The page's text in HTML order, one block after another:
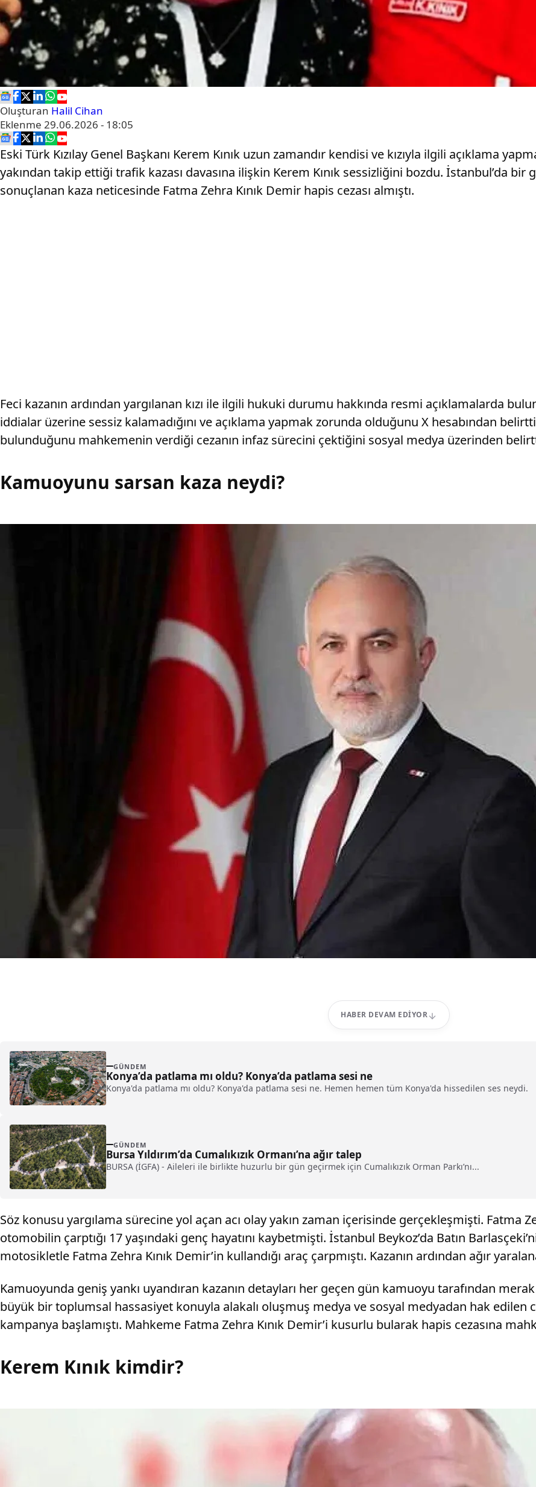
Oluşturan Halil Cihan
Eklenme 29.06.2026 - 18:05
Eski Türk Kızılay Genel Başkanı Kerem Kınık uzun zamandır kendisi ve kızıyla ilgili açıklama
yakından takip ettiği trafik kazası davasına ilişkin Kerem Kınık sessizliğini bozdu. İstanbul’da bir
sonuçlanan kaza neticesinde Fatma Zehra Kınık Demir hapis cezası almıştı.
Feci kazanın ardından yargılanan kızı ile ilgili hukuki durumu hakkında resmi açıklamalarda
iddialar üzerine sessiz kalamadığını ve açıklama yapmak zorunda olduğunu X hesabından
bulunduğunu mahkemenin verdiği cezanın infaz sürecini çektiğini sosyal medya üzerinden
Kamuoyunu sarsan kaza neydi?
HABER DEVAM EDIYOR
GÜNDEM
Konya’da patlama mı oldu? Konya’da patlama sesi ne
Konya'da patlama mı oldu? Konya'da patlama sesi ne. Hemen hemen tüm Konya'da hissedilen ses neydi.
GÜNDEM
Bursa Yıldırım’da Cumalıkızık Ormanı’na ağır talep
BURSA (İGFA) - Aileleri ile birlikte huzurlu bir gün geçirmek için Cumalıkızık Orman Parkı’nı...
Söz konusu yargılama sürecine yol açan acı olay yakın zaman içerisinde gerçekleşmişti. Fatma
otomobilin çarptığı 17 yaşındaki genç hayatını kaybetmişti. İstanbul Beykoz’da Batın
motosikletle Fatma Zehra Kınık Demir’in kullandığı araç çarpmıştı. Kazanın ardından ağır
Kamuoyunda geniş yankı uyandıran kazanın detayları her geçen gün kamuoyu tarafından
büyük bir toplumsal hassasiyet konuyla alakalı oluşmuş medya ve sosyal medyadan hak edilen
kampanya başlamıştı. Mahkeme Fatma Zehra Kınık Demir’i kusurlu bularak hapis cezasına
Kerem Kınık kimdir?